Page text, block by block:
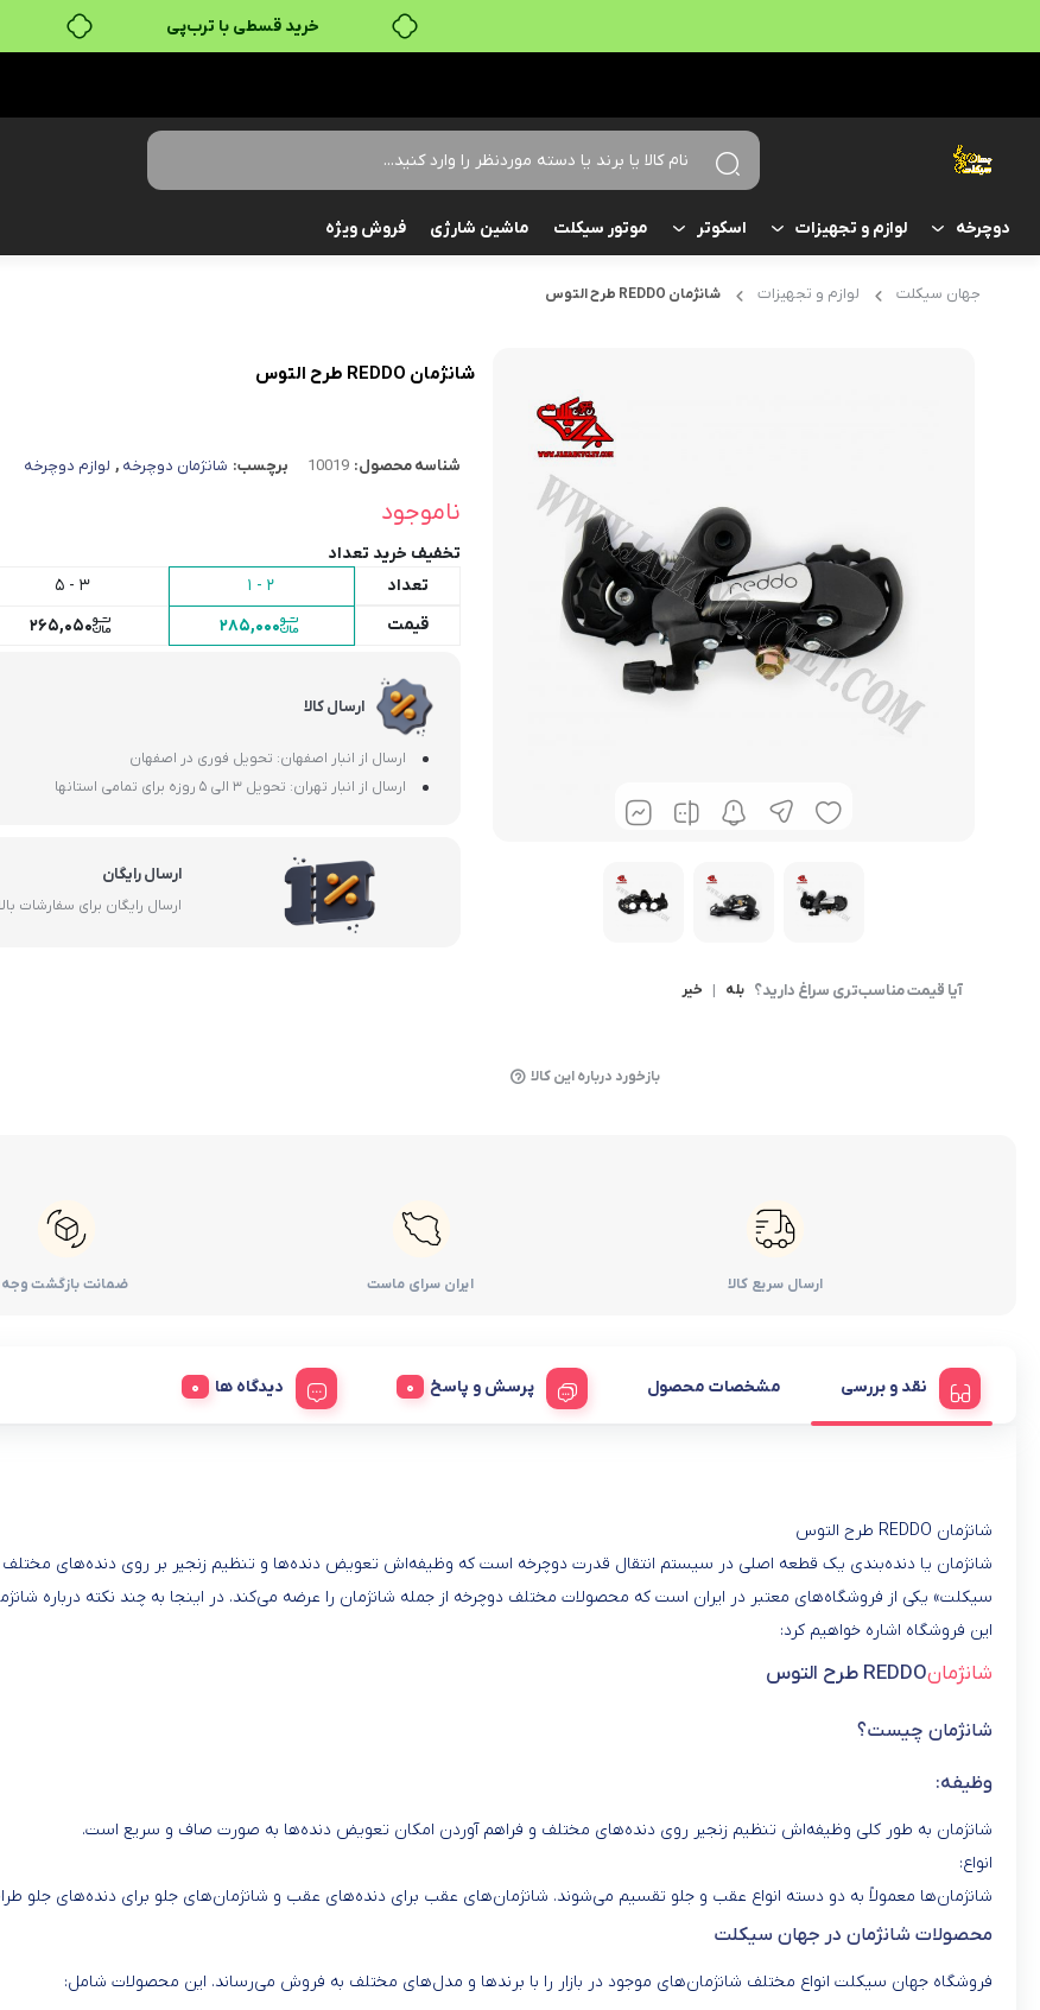
خرید قسطی با ترب‌پی
دوچرخه لوازم و تجهیزات اسکوتر موتور سیکلت ماشین شارژی فروش ویژه
جهان سیکلت لوازم و تجهیزات شانژمان REDDO طرح التوس
آیا قیمت مناسب‌تری سراغ دارید؟ بله | خیر
بازخورد درباره این کالا
شانژمان REDDO طرح التوس
شناسه محصول: 10019 برچسب: شانژمان دوچرخه , لوازم دوچرخه
ناموجود
تخفیف خرید تعداد
تعداد
2 - 1
3 - 5
قیمت
285,000
265,050
ارسال کالا
ارسال از انبار اصفهان: تحویل فوری در اصفهان
ارسال از انبار تهران: تحویل 3 الی 5 روزه برای تمامی استانها
ارسال رایگان
ارسال رایگان برای سفارشات
ارسال سریع کالا ایران سرای ماست ضمانت بازگشت وجه
نقد و بررسی مشخصات محصول پرسش و پاسخ دیدگاه ها
شانژمان REDDO طرح التوس
شانژمان یا دنده‌بندی یک قطعه اصلی در سیستم انتقال قدرت دوچرخه است که وظیفه‌اش تعویض دنده‌ها و تنظیم زنجیر بر روی دنده‌های
سیکلت» یکی از فروشگاه‌های معتبر در ایران است که محصولات مختلف دوچرخه از جمله شانژمان را عرضه می‌کند. در اینجا به چند نکته درباره
این فروشگاه اشاره خواهیم کرد:
شانژمانREDDO طرح التوس
شانژمان چیست؟
وظیفه:
شانژمان به طور کلی وظیفه‌اش تنظیم زنجیر روی دنده‌های مختلف و فراهم آوردن امکان تعویض دنده‌ها به صورت صاف و سریع است.
انواع:
شانژمان‌ها معمولاً به دو دسته انواع عقب و جلو تقسیم می‌شوند. شانژمان‌های عقب برای دنده‌های عقب و شانژمان‌های جلو برای دنده‌های جلو
محصولات شانژمان در جهان سیکلت
فروشگاه جهان سیکلت انواع مختلف شانژمان‌های موجود در بازار را با برندها و مدل‌های مختلف به فروش می‌رساند. این محصولات شامل: